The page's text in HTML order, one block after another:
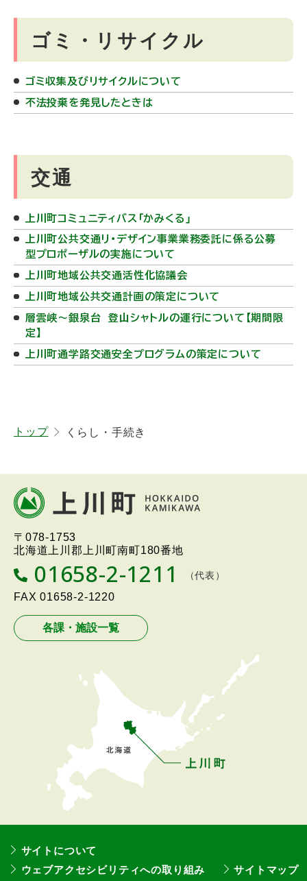
ゴミ・リサイクル
ゴミ収集及びリサイクルについて
不法投棄を発見したときは
交通
上川町コミュニティバス「かみくる」
上川町公共交通リ・デザイン事業業務委託に係る公募
型プロポーザルの実施について
上川町地域公共交通活性化協議会
上川町地域公共交通計画の策定について
層雲峡～銀泉台 登山シャトルの運行について【期間限
定】
上川町通学路交通安全プログラムの策定について
ッ
戻
トップ くらし・手続き
Twon
〒078-1753
北海道上川郡上川町南町180番地
T
E
L
01658-2-1211 （代表）
FAX 01658-2-1220
各課・施設一覧
サイトについて
ウェブアクセシビリティへの取り組み
サイトマップ